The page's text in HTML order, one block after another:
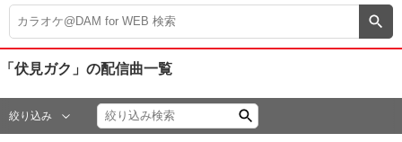
DAM★とも録音
カラオケ＠DAM
ユーザー検索
「伏見ガク」 の配信曲一覧
絞り込み